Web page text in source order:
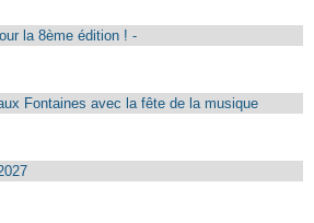
la 8ème édition ! -
Fontaines avec la fête de la musique